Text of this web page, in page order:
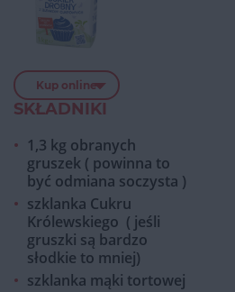
Kup online
SKŁADNIKI
1,3 kg obranych
gruszek ( powinna to
być odmiana soczysta )
szklanka Cukru
Królewskiego ( jeśli
gruszki są bardzo
słodkie to mniej)
szklanka mąki tortowej